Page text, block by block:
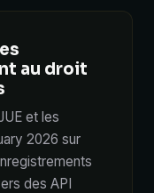
au droit
et les
2026 sur
des API